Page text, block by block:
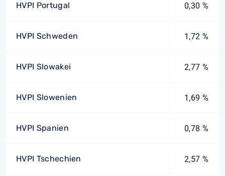
HVPI Portugal 0,30 %
HVPI Schweden 1,72 %
HVPI Slowakei 2,77 %
HVPI Slowenien 1,69 %
HVPI Spanien 0,78 %
HVPI Tschechien 2,57 %